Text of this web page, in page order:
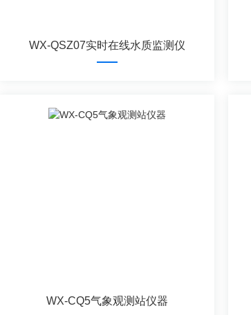
WX-QSZ07实时在线水质监测仪
WX-CQ5气象观测站仪器